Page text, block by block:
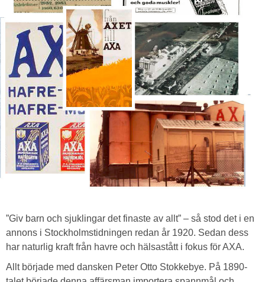
”Giv barn och sjuklingar det finaste av allt” – så stod det i en
annons i Stockholmstidningen redan år 1920. Sedan dess
har naturlig kraft från havre och hälsastått i fokus för AXA.
Allt började med dansken Peter Otto Stokkebye. På 1890-